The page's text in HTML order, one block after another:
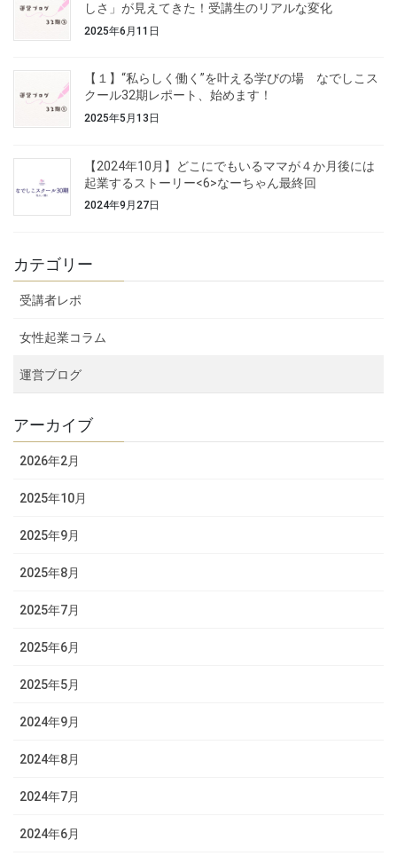
しさ」が見えてきた！受講生のリアルな変化
2025年6月11日
【１】“私らしく働く”を叶える学びの場 なでしこス
クール32期レポート、始めます！
2025年5月13日
【2024年10月】どこにでもいるママが４か月後には
起業するストーリー<6>なーちゃん最終回
2024年9月27日
カテゴリー
受講者レポ
女性起業コラム
運営ブログ
アーカイブ
2026年2月
2025年10月
2025年9月
2025年8月
2025年7月
2025年6月
2025年5月
2024年9月
2024年8月
2024年7月
2024年6月